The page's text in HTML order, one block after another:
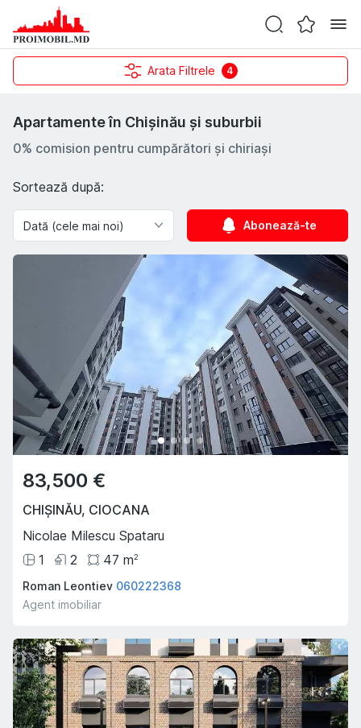
Arata Filtrele 4
Apartamente în Chișinău și suburbii
0% comision pentru cumpărători și chiriași
Sortează după:
Abonează-te
83,500 €
CHIȘINĂU, CIOCANA
Nicolae Milescu Spataru
1
2 47 m2
Roman Leontiev 060222368
Agent imobiliar